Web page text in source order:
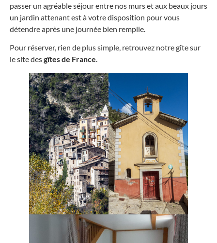
passer un agréable séjour entre nos murs et aux beaux jours
un jardin attenant est à votre disposition pour vous
détendre après une journée bien remplie.
Pour réserver, rien de plus simple, retrouvez notre gîte sur
le site desgîtes de France.